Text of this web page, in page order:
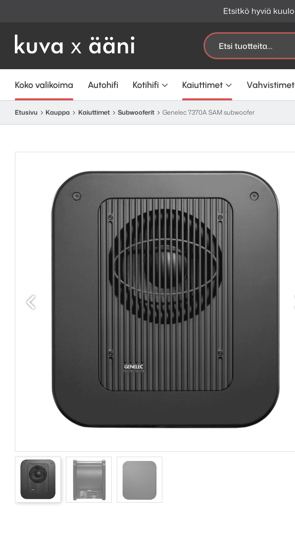
Etsitkö hyviä
Etsi:
Koko valikoima Autohifi Kotihifi Kaiuttimet Vahvistimet
Etusivu Kauppa Kaiuttimet Subwooferit Genelec 7370A SAM subwoofer